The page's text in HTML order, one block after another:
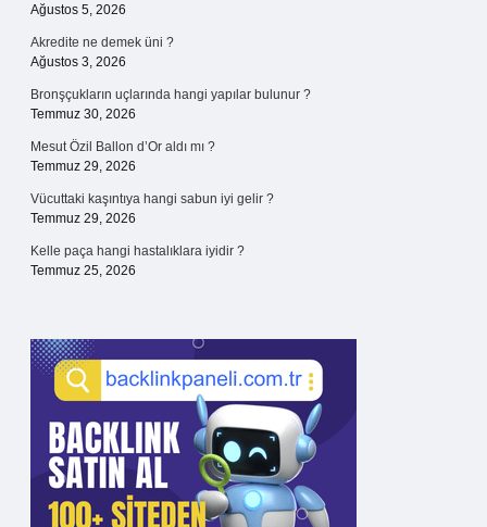
Ağustos 5, 2026
Akredite ne demek üni ?
Ağustos 3, 2026
Bronşçukların uçlarında hangi yapılar bulunur ?
Temmuz 30, 2026
Mesut Özil Ballon d’Or aldı mı ?
Temmuz 29, 2026
Vücuttaki kaşıntıya hangi sabun iyi gelir ?
Temmuz 29, 2026
Kelle paça hangi hastalıklara iyidir ?
Temmuz 25, 2026